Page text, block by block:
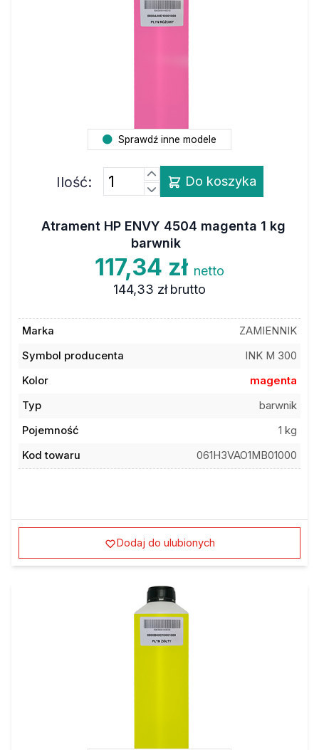
Sprawdź inne modele
Ilość: Do koszyka
Atrament HP ENVY 4504 magenta 1 kg
barwnik
117,34 zł netto
144,33 zł brutto
Marka
ZAMIENNIK
Symbol producenta
INK M 300
Kolor
magenta
Typ
barwnik
Pojemność
1 kg
Kod towaru
061H3VAO1MB01000
Dodaj do ulubionych